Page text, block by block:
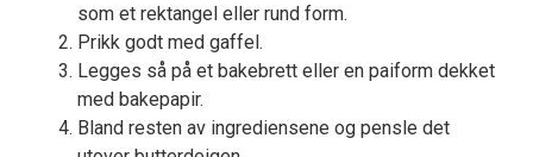
som et rektangel eller rund form.
Prikk godt med gaffel.
Legges så på et bakebrett eller en paiform dekket
med bakepapir.
Bland resten av ingrediensene og pensle det